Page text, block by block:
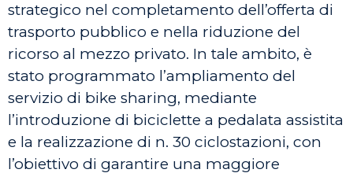
strategico nel completamento dell’offerta di
trasporto pubblico e nella riduzione del
ricorso al mezzo privato. In tale ambito, è
stato programmato l’ampliamento del
servizio di bike sharing, mediante
l’introduzione di biciclette a pedalata assistita
e la realizzazione di n. 30 ciclostazioni, con
l’obiettivo di garantire una maggiore